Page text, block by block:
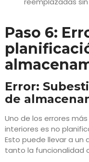
Paso 6:
Error:
de
Uno de los errores
interiores es no
Esto puede llevar a
tanto la funcionalidad